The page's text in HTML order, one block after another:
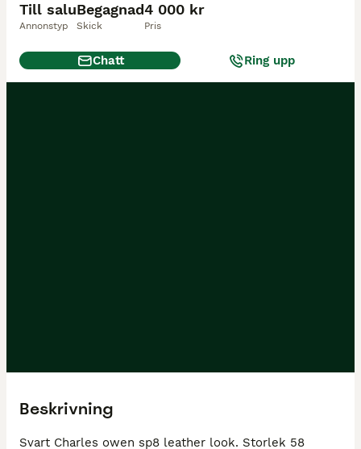
Till salu
Annonstyp
Begagnad
Skick
4 000 kr
Pris
Chatt Ring upp
Beskrivning
Svart Charles owen sp8 leather look. Storlek 58